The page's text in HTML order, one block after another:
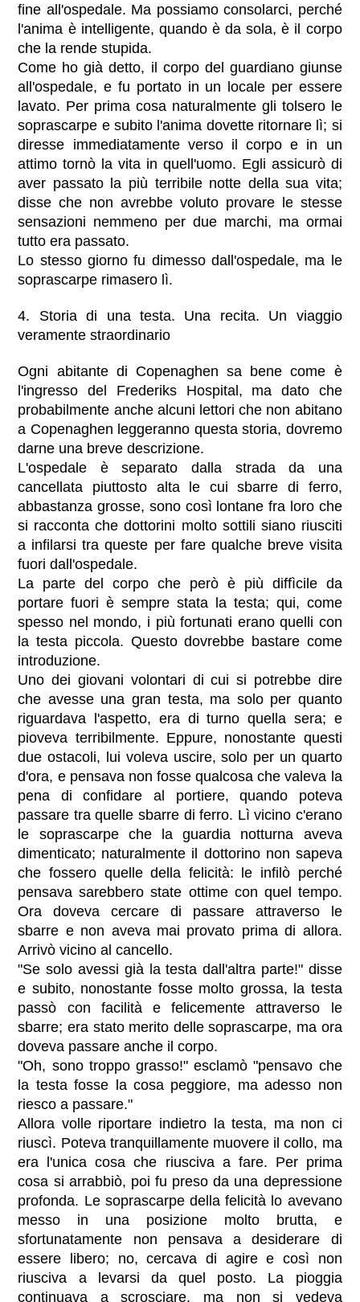
fine all'ospedale. Ma possiamo consolarci, perché
l'anima è intelligente, quando è da sola, è il corpo
che la rende stupida.
Come ho già detto, il corpo del guardiano giunse
all'ospedale, e fu portato in un locale per essere
lavato. Per prima cosa naturalmente gli tolsero le
soprascarpe e subito l'anima dovette ritornare lì; si
diresse immediatamente verso il corpo e in un
attimo tornò la vita in quell'uomo. Egli assicurò di
aver passato la più terribile notte della sua vita;
disse che non avrebbe voluto provare le stesse
sensazioni nemmeno per due marchi, ma ormai
tutto era passato.
Lo stesso giorno fu dimesso dall'ospedale, ma le
soprascarpe rimasero lì.
4. Storia di una testa. Una recita. Un viaggio
veramente straordinario
Ogni abitante di Copenaghen sa bene come è
l'ingresso del Frederiks Hospital, ma dato che
probabilmente anche alcuni lettori che non abitano
a Copenaghen leggeranno questa storia, dovremo
darne una breve descrizione.
L'ospedale è separato dalla strada da una
cancellata piuttosto alta le cui sbarre di ferro,
abbastanza grosse, sono così lontane fra loro che
si racconta che dottorini molto sottili siano riusciti
a infilarsi tra queste per fare qualche breve visita
fuori dall'ospedale.
La parte del corpo che però è più diffìcile da
portare fuori è sempre stata la testa; qui, come
spesso nel mondo, i più fortunati erano quelli con
la testa piccola. Questo dovrebbe bastare come
introduzione.
Uno dei giovani volontari di cui si potrebbe dire
che avesse una gran testa, ma solo per quanto
riguardava l'aspetto, era di turno quella sera; e
pioveva terribilmente. Eppure, nonostante questi
due ostacoli, lui voleva uscire, solo per un quarto
d'ora, e pensava non fosse qualcosa che valeva la
pena di confidare al portiere, quando poteva
passare tra quelle sbarre di ferro. Lì vicino c'erano
le soprascarpe che la guardia notturna aveva
dimenticato; naturalmente il dottorino non sapeva
che fossero quelle della felicità: le infilò perché
pensava sarebbero state ottime con quel tempo.
Ora doveva cercare di passare attraverso le
sbarre e non aveva mai provato prima di allora.
Arrivò vicino al cancello.
"Se solo avessi già la testa dall'altra parte!" disse
e subito, nonostante fosse molto grossa, la testa
passò con facilità e felicemente attraverso le
sbarre; era stato merito delle soprascarpe, ma ora
doveva passare anche il corpo.
"Oh, sono troppo grasso!" esclamò "pensavo che
la testa fosse la cosa peggiore, ma adesso non
riesco a passare."
Allora volle riportare indietro la testa, ma non ci
riuscì. Poteva tranquillamente muovere il collo, ma
era l'unica cosa che riusciva a fare. Per prima
cosa si arrabbiò, poi fu preso da una depressione
profonda. Le soprascarpe della felicità lo avevano
messo in una posizione molto brutta, e
sfortunatamente non pensava a desiderare di
essere libero; no, cercava di agire e così non
riusciva a levarsi da quel posto. La pioggia
continuava a scrosciare, ma non si vedeva